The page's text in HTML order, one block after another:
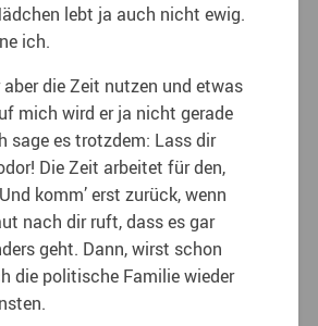
lebt ja auch nicht ewig.
ich.
die Zeit nutzen und etwas
mich wird er ja nicht gerade
sage es trotzdem: Lass dir
Die Zeit arbeitet für den,
komm’ erst zurück, wenn
nach dir ruft, dass es gar
geht. Dann, wirst schon
die politische Familie wieder